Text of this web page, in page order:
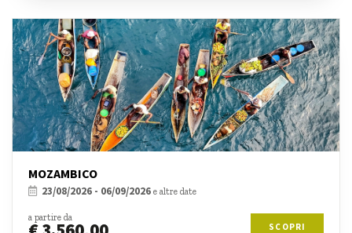
MOZAMBICO
23/08/2026 - 06/09/2026e altre date
a partire da
SCOPRI